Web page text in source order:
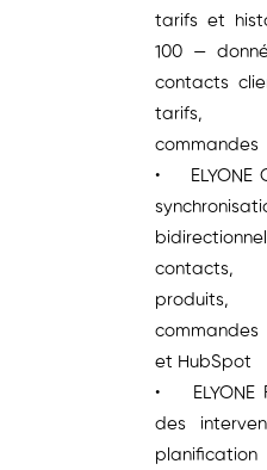
tarifs et
100 —
contacts
tarifs,
commandes
• ELYONE
et HubSpot
• ELYONE
des